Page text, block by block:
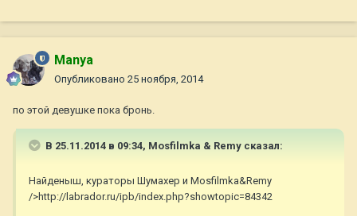
Manya
Опубликовано 25 ноября, 2014
по этой девушке пока бронь.
В 25.11.2014 в 09:34, Mosfilmka & Remy сказал:
Найденыш, кураторы Шумахер и Mosfilmka&Remy
/>http://labrador.ru/ipb/index.php?showtopic=84342